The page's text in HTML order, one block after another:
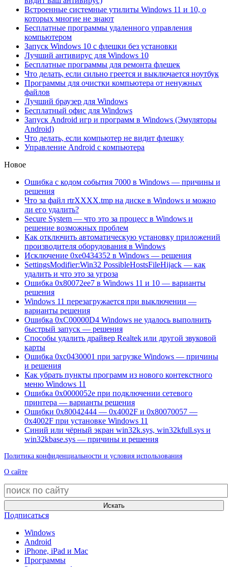
Встроенные системные утилиты Windows 11 и 10, о
которых многие не знают
Бесплатные программы удаленного управления
компьютером
Запуск Windows 10 с флешки без установки
Лучший антивирус для Windows 10
Бесплатные программы для ремонта флешек
Что делать, если сильно греется и выключается ноутбук
Программы для очистки компьютера от ненужных
файлов
Лучший браузер для Windows
Бесплатный офис для Windows
Запуск Android игр и программ в Windows (Эмуляторы
Android)
Что делать, если компьютер не видит флешку
Управление Android с компьютера
Новое
Ошибка с кодом события 7000 в Windows — причины и
решения
Что за файл rtrXXXX.tmp на диске в Windows и можно
ли его удалить?
Secure System — что это за процесс в Windows и
решение возможных проблем
Как отключить автоматическую установку приложений
производителя оборудования в Windows
Исключение 0xe0434352 в Windows — решения
SettingsModifier:Win32 PossibleHostsFileHijack — как
удалить и что это за угроза
Ошибка 0x80072ee7 в Windows 11 и 10 — варианты
решения
Windows 11 перезагружается при выключении —
варианты решения
Ошибка 0xC00000D4 Windows не удалось выполнить
быстрый запуск — решения
Способы удалить драйвер Realtek или другой звуковой
карты
Ошибка 0xc0430001 при загрузке Windows — причины
и решения
Как убрать пункты программ из нового контекстного
меню Windows 11
Ошибка 0x0000052e при подключении сетевого
принтера — варианты решения
Ошибки 0x80042444 — 0x4002F и 0x80070057 —
0x4002F при установке Windows 11
Синий или чёрный экран win32k.sys, win32kfull.sys и
win32kbase.sys — причины и решения
Политика конфиденциальности и условия использования
О сайте
Искать
Подписаться
Windows
Android
iPhone, iPad и Mac
Программы